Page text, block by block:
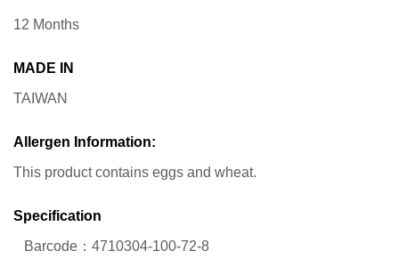
12 Months
MADE IN
TAIWAN
Allergen Information:
This product contains eggs and wheat.
Specification
Barcode：4710304-100-72-8